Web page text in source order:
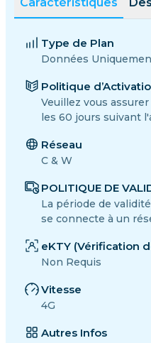
Type de Plan
Données
Politique
Veuillez vous
les 60 jours suivant
Réseau
C & W
POLITIQUE DE
La période de
se connecte à un
eKTY (Vérification
Non Requis
Vitesse
4G
Autres Infos